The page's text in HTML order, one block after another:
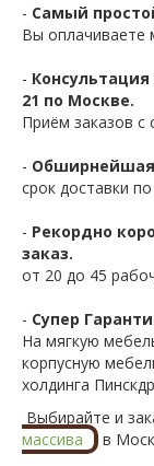
- Самый
Вы оплачиваете
-
21 по Москве.
Приём заказов с
- Обширнейшая
срок доставки
- Рекордно
заказ.
от 20 до 45
- Супер
На мягкую
корпусную
холдинга
Выбирайте и
массива
в